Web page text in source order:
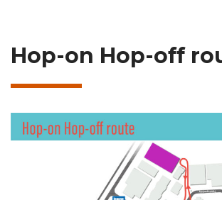
Hop-on Hop-off